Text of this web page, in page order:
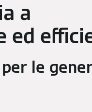
a
ed
le